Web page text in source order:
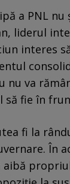
a PNL
liderul
interes
nu va
să fie în
fi la
În
aibă